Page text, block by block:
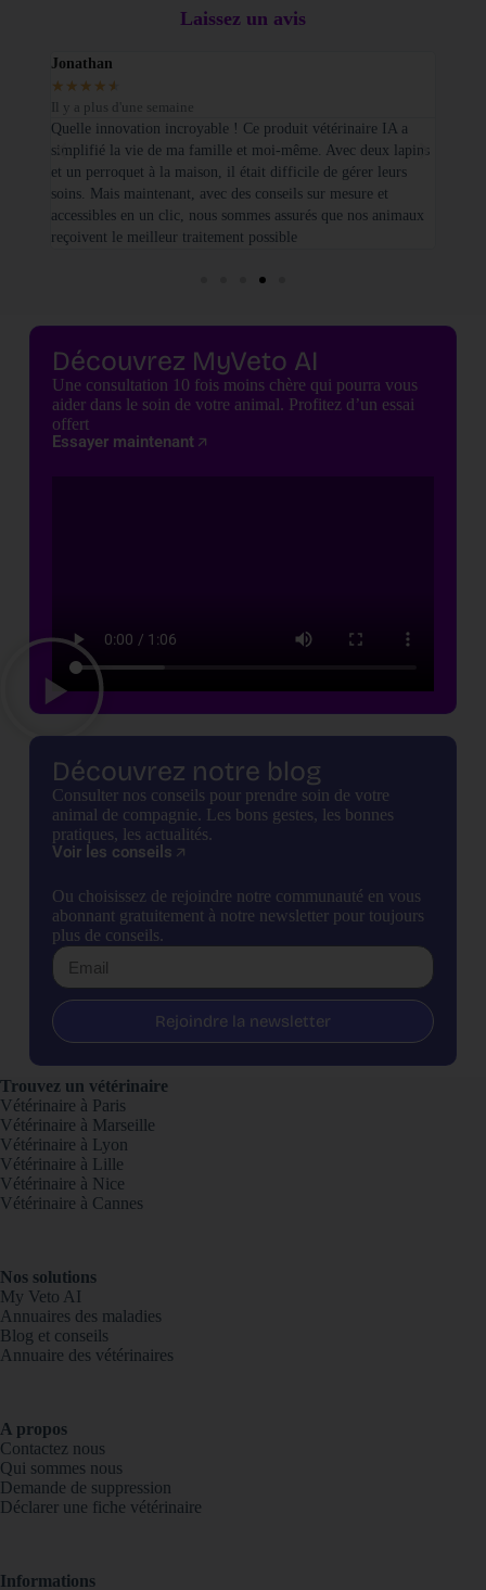
Laissez un avis
Jonathan
★ ★ ★ ★ ★
Il y a plus d'une semaine
Quelle innovation incroyable ! Ce produit vétérinaire IA a
simplifié la vie de ma famille et moi-même. Avec deux lapins
et un perroquet à la maison, il était difficile de gérer leurs
soins. Mais maintenant, avec des conseils sur mesure et
accessibles en un clic, nous sommes assurés que nos animaux
reçoivent le meilleur traitement possible
Découvrez MyVeto AI
Une consultation 10 fois moins chère qui pourra vous
aider dans le soin de votre animal. Profitez d’un essai
offert
Essayer maintenant
Découvrez notre blog
Consulter nos conseils pour prendre soin de votre
animal de compagnie. Les bons gestes, les bonnes
pratiques, les actualités.
Voir les conseils
Ou choisissez de rejoindre notre communauté en vous
abonnant gratuitement à notre newsletter pour toujours
plus de conseils.
Rejoindre la newsletter
Trouvez un vétérinaire
Vétérinaire à Paris
Vétérinaire à Marseille
Vétérinaire à Lyon
Vétérinaire à Lille
Vétérinaire à Nice
Vétérinaire à Cannes
Nos solutions
My Veto AI
Annuaires des maladies
Blog et conseils
Annuaire des vétérinaires
A propos
Contactez nous
Qui sommes nous
Demande de suppression
Déclarer une fiche vétérinaire
Informations